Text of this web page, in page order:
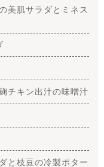
美肌サラダとミネス
チキン出汁の味噌汁
と枝豆の冷製ポター